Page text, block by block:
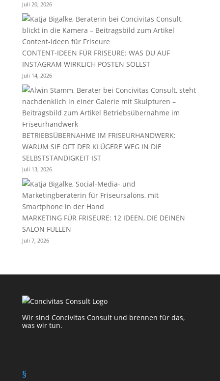
Juli 20, 2026
CONTENT-IDEEN FÜR FRISEURE: WAS DU AUF
INSTAGRAM WIRKLICH POSTEN SOLLST
Juli 14, 2026
BETRIEBSÜBERNAHME IM FRISEURHANDWERK:
WARUM SIE OFT DER KLÜGERE WEG IN DIE
SELBSTSTÄNDIGKEIT IST
Juli 13, 2026
MARKETING FÜR FRISEURE: 12 IDEEN, DIE DEINEN
SALON FÜLLEN
Juli 7, 2026
Wir sind Concivitas Consult und brennen für das,
was wir tun.
§